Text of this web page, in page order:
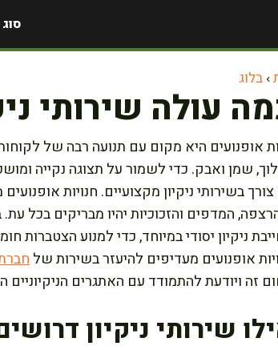
› בלוג
עולה שירותי
אופנועים היא מקום עם תנועה רבה של
שמן ואבק. כדי לשמור על תצוגה נקייה
בשירותי ניקיון מקצועיים. חנויות
המדפים והזכוכיות יהיו מבריקים בכל
ניקיון יסודי במיוחד, כדי למנוע הצטברות
אופנועים מעדיפים להיעזר בשירות של
זה ויודעת להתמודד עם האתגרים הניקיוניים
שירותי ניקיון